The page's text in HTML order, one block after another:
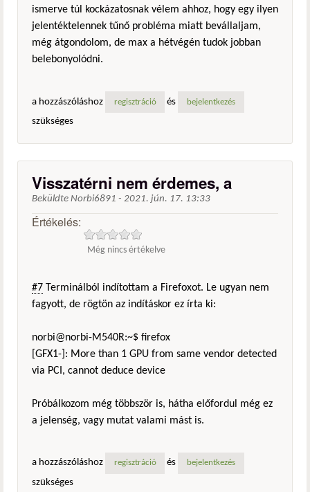
ismerve túl kockázatosnak vélem ahhoz, hogy egy ilyen
jelentéktelennek tűnő probléma miatt bevállaljam,
még átgondolom, de max a hétvégén tudok jobban
belebonyolódni.
a hozzászóláshoz regisztráció és bejelentkezés
szükséges
Visszatérni nem érdemes, a
Beküldte Norbi6891 - 2021. jún. 17. 13:33
Értékelés:
Még nincs értékelve
#7 Terminálból indítottam a Firefoxot. Le ugyan nem
fagyott, de rögtön az indításkor ez írta ki:
norbi@norbi-M540R:~$ firefox
[GFX1-]: More than 1 GPU from same vendor detected
via PCI, cannot deduce device
Próbálkozom még többször is, hátha előfordul még ez
a jelenség, vagy mutat valami mást is.
a hozzászóláshoz regisztráció és bejelentkezés
szükséges